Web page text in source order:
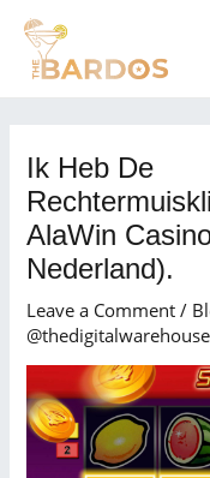
Skip
content
Ik Heb De
AlaWin
Nederland).
Leave a Comment /
@thedigitalwarehouse
Post
navigation